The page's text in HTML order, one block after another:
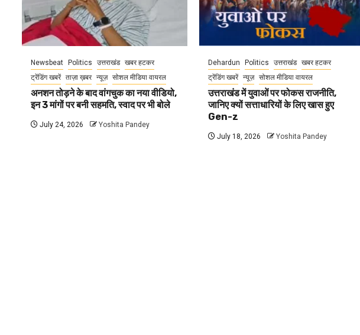
Newsbeat Politics उत्तराखंड खबर हटकर
ट्रेंडिंग खबरें ताज़ा ख़बर न्यूज़ सोशल मीडिया वायरल
अनशन तोड़ने के बाद वांगचुक का नया वीडियो,
इन 3 मांगों पर बनी सहमति, स्वाद पर भी बोले
July 24, 2026 Yoshita Pandey
Dehardun Politics उत्तराखंड खबर हटकर
ट्रेंडिंग खबरें न्यूज़ सोशल मीडिया वायरल
उत्तराखंड में युवाओं पर फोकस राजनीति,
जानिए क्यों सत्ताधारियों के लिए खास हुए
Gen-z
July 18, 2026 Yoshita Pandey